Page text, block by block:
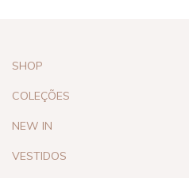
SHOP
COLEÇÕES
NEW IN
VESTIDOS